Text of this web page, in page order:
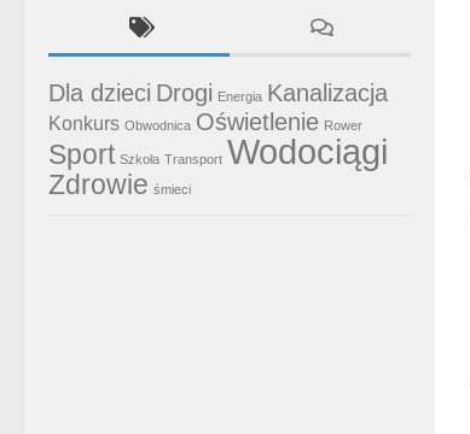
Dla dzieci Drogi Energia Kanalizacja
Konkurs Obwodnica Oświetlenie Rower
Sport Szkoła Transport Wodociągi
Zdrowie śmieci